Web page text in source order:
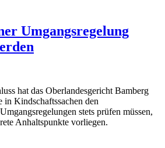
Umgangsregelung
hat das Oberlandesgericht Bamberg
in Kindschaftssachen den
stets prüfen müssen,
Anhaltspunkte vorliegen.